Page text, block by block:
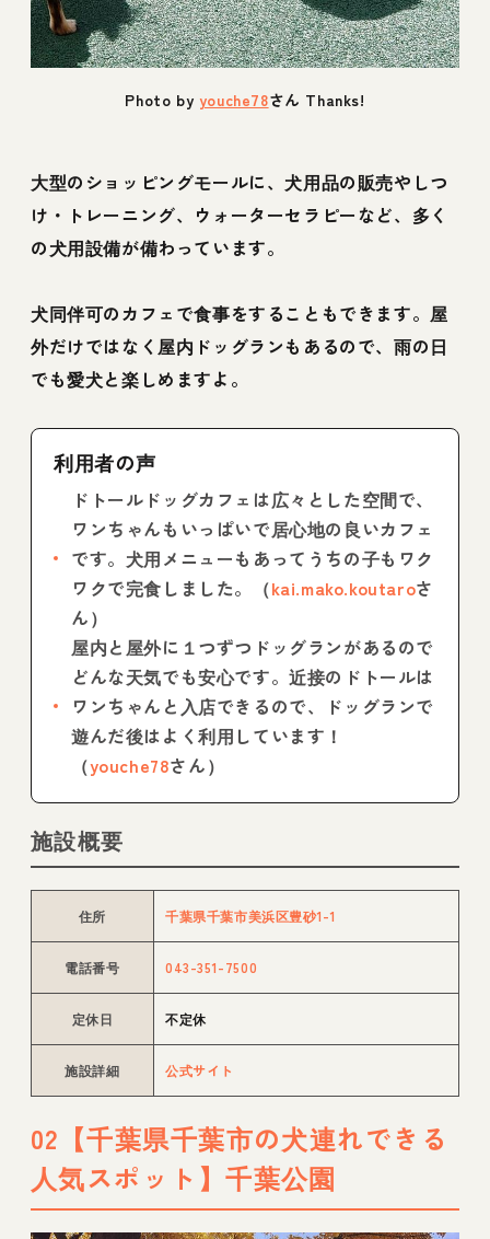
Photo by youche78さん Thanks!
大型のショッピングモールに、犬用品の販売やしつ
け・トレーニング、ウォーターセラピーなど、多く
の犬用設備が備わっています。
犬同伴可のカフェで食事をすることもできます。屋
外だけではなく屋内ドッグランもあるので、雨の日
でも愛犬と楽しめますよ。
利用者の声
ドトールドッグカフェは広々とした空間で、
ワンちゃんもいっぱいで居心地の良いカフェ
です。犬用メニューもあってうちの子もワク
ワクで完食しました。（kai.mako.koutaroさ
ん）
屋内と屋外に１つずつドッグランがあるので
どんな天気でも安心です。近接のドトールは
ワンちゃんと入店できるので、ドッグランで
遊んだ後はよく利用しています！
（youche78さん）
施設概要
住所 千葉県千葉市美浜区豊砂1-1
電話番号 043-351-7500
定休日 不定休
施設詳細 公式サイト
02【千葉県千葉市の犬連れできる
人気スポット】千葉公園